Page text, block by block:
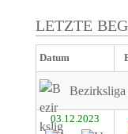
LETZTE
Datum
Bezirksliga
03.12.2023